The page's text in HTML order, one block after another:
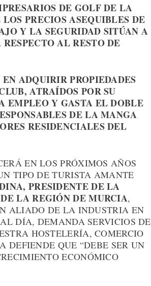
DE GOLF DE LA
PRECIOS ASEQUIBLES DE
Y LA SEGURIDAD SITÚAN A
AL RESTO DE
ADQUIRIR PROPIEDADES
ATRAÍDOS POR SU
EMPLEO Y GASTA EL DOBLE
DE LA MANGA
RESIDENCIALES DEL
EN LOS PRÓXIMOS AÑOS
TIPO DE TURISTA AMANTE
PRESIDENTE DE LA
LA REGIÓN DE MURCIA,
ALIADO DE LA INDUSTRIA EN
DÍA, DEMANDA SERVICIOS DE
HOSTELERÍA, COMERCIO
DEFIENDE QUE “DEBE SER UN
ECONÓMICO